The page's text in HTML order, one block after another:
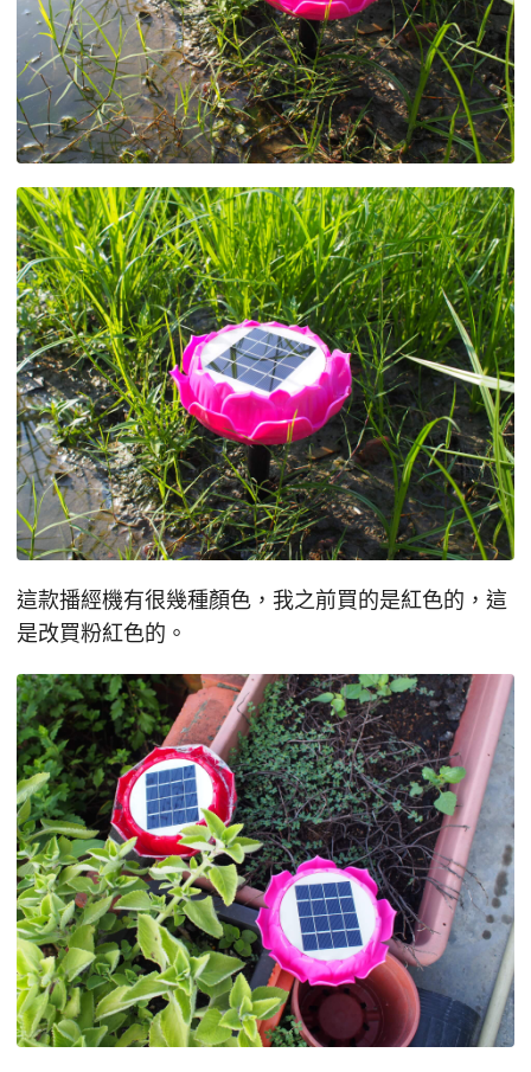
這款播經機有很幾種顏色，我之前買的是紅色的，這
是改買粉紅色的。